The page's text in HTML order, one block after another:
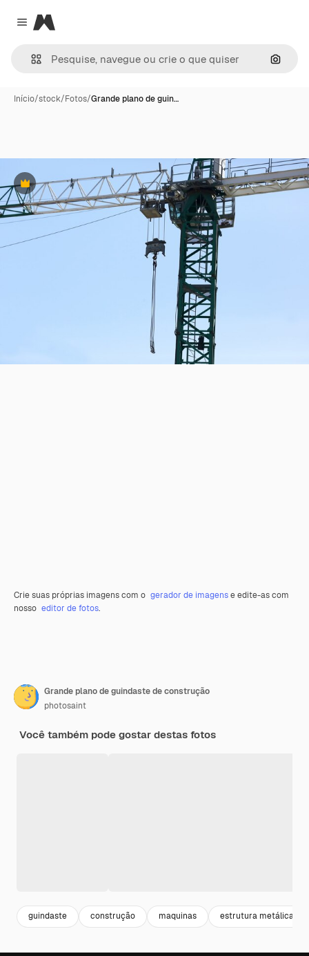
Close menu
Magnific
Início/stock/Fotos/Grande plano de guin…
Premium
Crie suas próprias imagens com o gerador de imagense edite-as com
nosso editor de fotos.
Grande plano de guindaste de construção
photosaint
Você também pode gostar destas fotos
guindaste construção maquinas estrutura metálica